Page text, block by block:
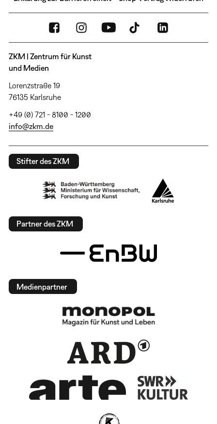
ZKM | Zentrum für Kunst
und Medien
Lorenzstraße 19
76135 Karlsruhe
+49 (0) 721 - 8100 - 1200
info@zkm.de
Stifter des ZKM
Partner des ZKM
Medienpartner